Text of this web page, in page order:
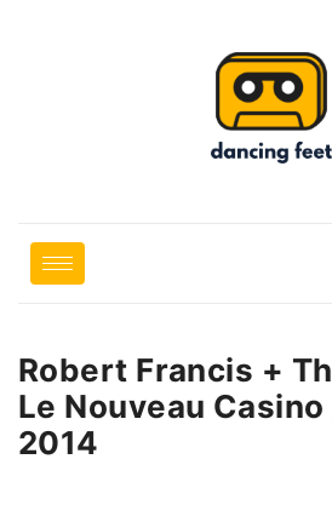
Robert Francis +
Le Nouveau
2014